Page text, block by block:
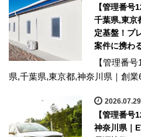
【管理番
千葉県,東京
定基盤！プ
案件に携わ
【管理番
県,千葉県,東京都,神奈川県｜創
2026.07.29
【管理番号
神奈川県｜